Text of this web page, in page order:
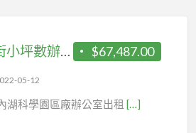
$67,487.00
【台北市內湖區】洲子街小坪數辦公室有家具
05-12
湖科學園區廠辦公室出租 […]